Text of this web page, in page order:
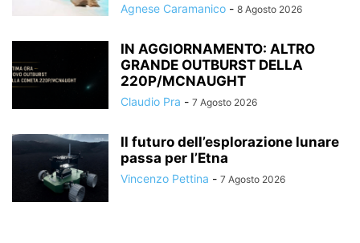
Agnese Caramanico - 8 Agosto 2026
IN AGGIORNAMENTO: ALTRO
GRANDE OUTBURST DELLA
220P/MCNAUGHT
Claudio Pra - 7 Agosto 2026
Il futuro dell’esplorazione lunare
passa per l’Etna
Vincenzo Pettina - 7 Agosto 2026